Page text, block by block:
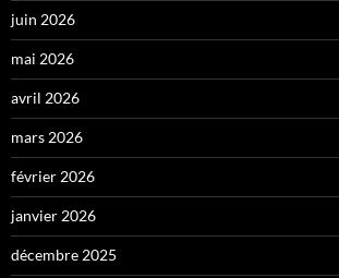
juin 2026
mai 2026
avril 2026
mars 2026
février 2026
janvier 2026
décembre 2025